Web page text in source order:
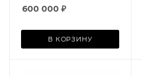
600 000 ₽
В КОРЗИНУ